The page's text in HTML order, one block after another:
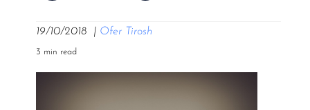
19/10/2018 | Ofer Tirosh
3 min read